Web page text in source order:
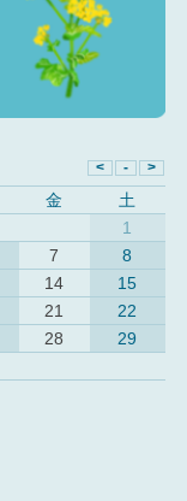
金
土
1
7
8
14
15
21
22
28
29